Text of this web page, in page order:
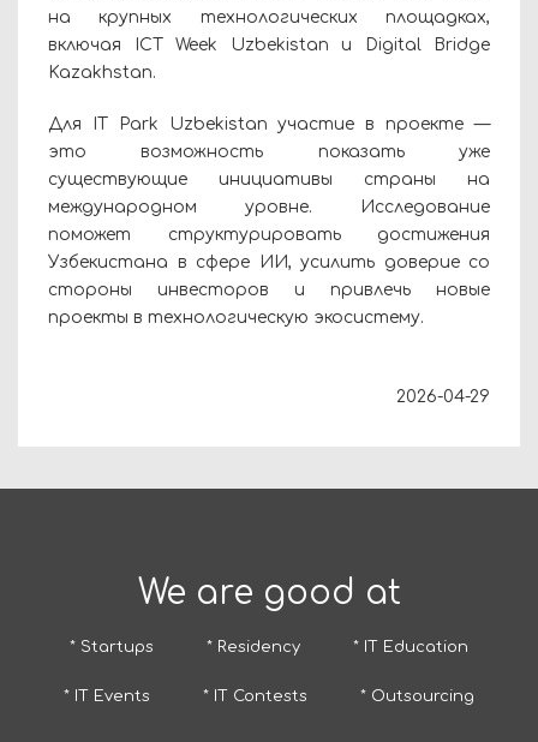
на крупных технологических площадках,
включая ICT Week Uzbekistan и Digital Bridge
Kazakhstan.
Для IT Park Uzbekistan участие в проекте —
это возможность показать уже
существующие инициативы страны на
международном уровне. Исследование
поможет структурировать достижения
Узбекистана в сфере ИИ, усилить доверие со
стороны инвесторов и привлечь новые
проекты в технологическую экосистему.
2026-04-29
We are good at
* Startups * Residency * IT Education
* IT Events * IT Contests * Outsourcing